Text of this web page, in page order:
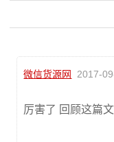
微信货源网 2017-
厉害了 回顾这篇